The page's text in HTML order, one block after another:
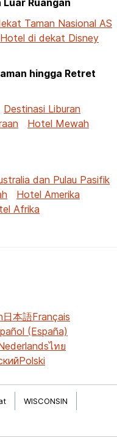
Taman Nasional AS
Hotel di dekat Disney
hingga Retret
Destinasi Liburan
Hotel Mewah
dan Pulau Pasifik
Hotel Amerika
Afrika
日本語Français
(España)
ไทย
Polski
WISCONSIN